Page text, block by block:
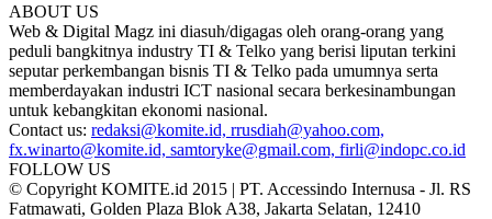
ABOUT US
Web & Digital Magz ini diasuh/digagas oleh orang-orang yang
peduli bangkitnya industry TI & Telko yang berisi liputan terkini
seputar perkembangan bisnis TI & Telko pada umumnya serta
memberdayakan industri ICT nasional secara berkesinambungan
untuk kebangkitan ekonomi nasional.
Contact us: redaksi@komite.id, rrusdiah@yahoo.com,
fx.winarto@komite.id, samtoryke@gmail.com, firli@indopc.co.id
FOLLOW US
© Copyright KOMITE.id 2015 | PT. Accessindo Internusa - Jl. RS
Fatmawati, Golden Plaza Blok A38, Jakarta Selatan, 12410